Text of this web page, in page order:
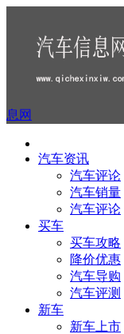
息网
汽车资讯
汽车评论
汽车销量
汽车评论
买车
买车攻略
降价优惠
汽车导购
汽车评测
新车
新车上市